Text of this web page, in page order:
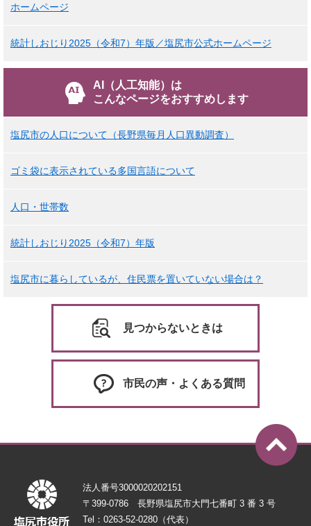
ホームページ
統計しおじり2025（令和7）年版／塩尻市公式ホームページ
AI（人工知能）は
こんなページをおすすめします
塩尻市の人口について（長野県毎月人口異動調査）
ゴミ袋に表示されている多国言語について
人口・世帯数
統計しおじり2025（令和7）年版
塩尻市に暮らしているが、住民票を置いていない場合は？
見つからないときは
市民の声・よくある質問
法人番号3000020202151
〒399-0786 長野県塩尻市大門七番町 3 番 3 号
Tel：0263-52-0280（代表）